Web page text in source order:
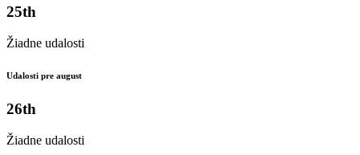
25th
Žiadne udalosti
Udalosti pre august
26th
Žiadne udalosti